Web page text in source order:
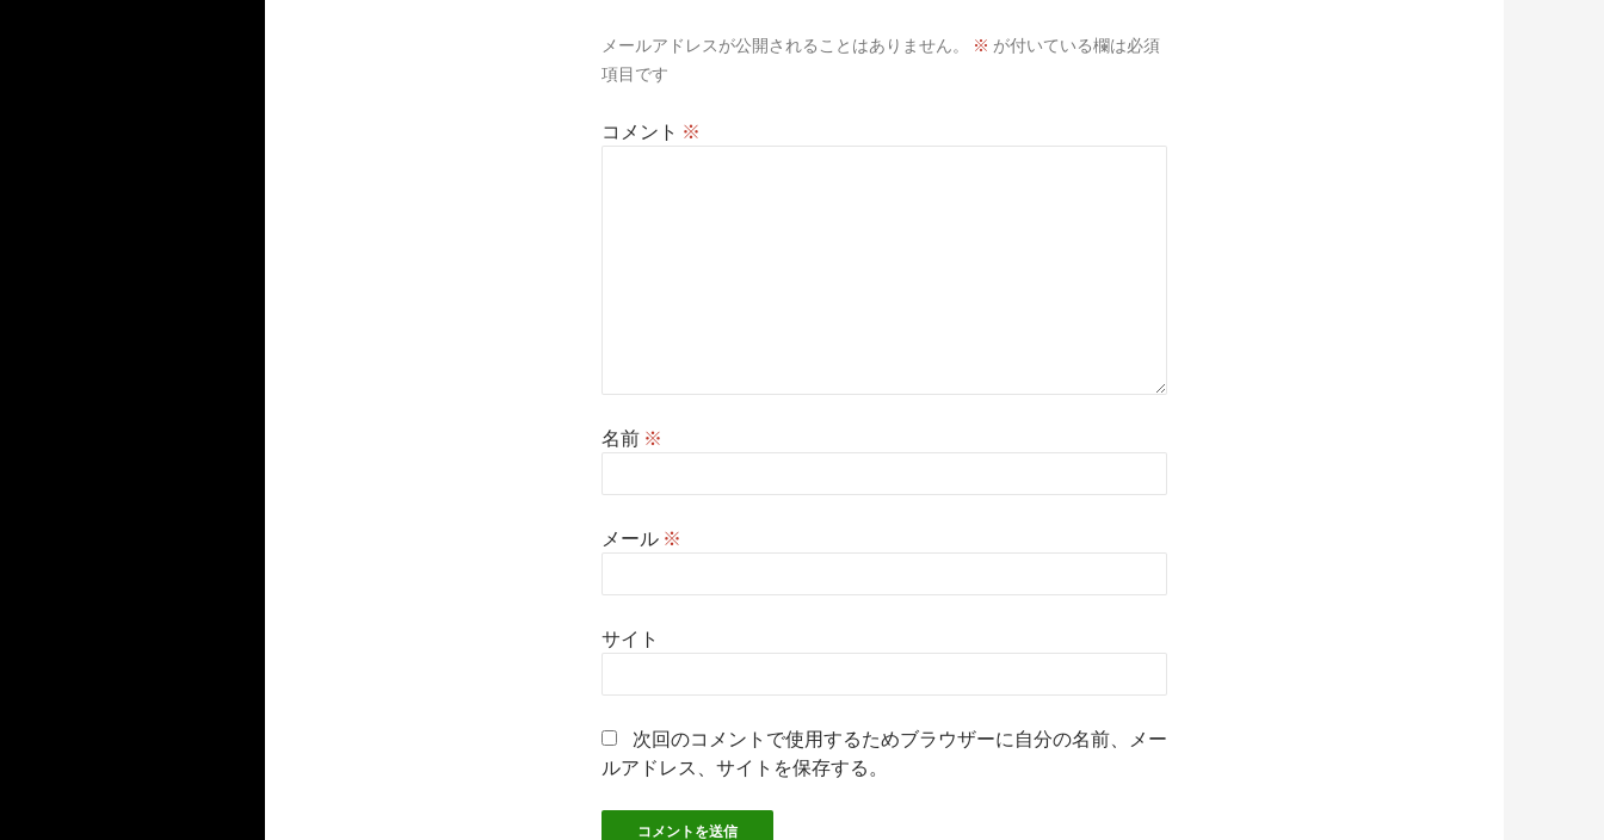
ョ
メールアドレスが公開されることはありません。 ※ が付いている欄は必須
項目です
コメント ※
名前 ※
メール ※
サイト
次回のコメントで使用するためブラウザーに自分の名前、メー
ルアドレス、サイトを保存する。